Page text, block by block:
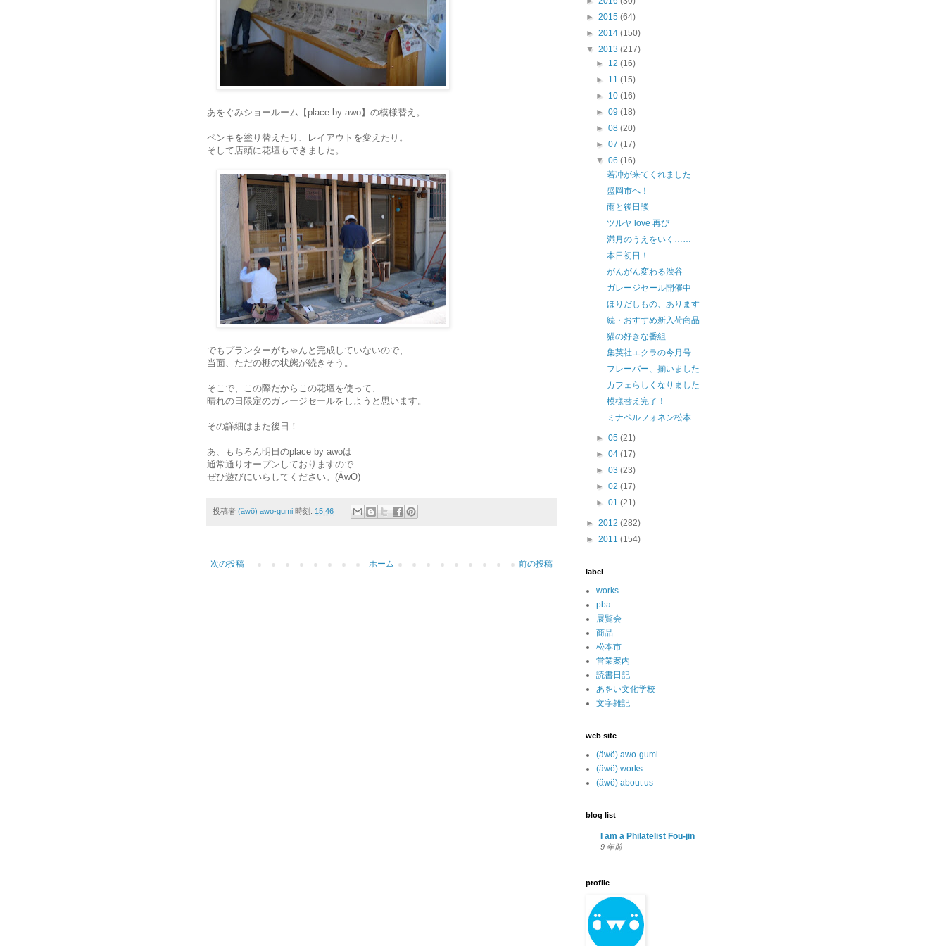
あをぐみショールーム【place by awo】の模様替え。
ペンキを塗り替えたり、レイアウトを変えたり。
そして店頭に花壇もできました。
でもプランターがちゃんと完成していないので、
当面、ただの棚の状態が続きそう。
そこで、この際だからこの花壇を使って、
晴れの日限定のガレージセールをしようと思います。
その詳細はまた後日！
あ、もちろん明日のplace by awoは
通常通りオープンしておりますので
ぜひ遊びにいらしてください。(ÄwÖ)
投稿者 (äwö) awo-gumi 時刻: 15:46
次の投稿 前の投稿
ホーム
► 2015 (64)
► 2014 (150)
▼ 2013 (217)
► 12(16)
► 11(15)
► 10(16)
►09(18)
►08(20)
►07(17)
▼06(16)
若冲が来てくれました
盛岡市へ！
雨と後日談
ツルヤ love 再び
満月のうえをいく……
本日初日！
がんがん変わる渋谷
ガレージセール開催中
ほりだしもの、あります
続・おすすめ新入荷商品
猫の好きな番組
集英社エクラの今月号
フレーバー、揃いました
カフェらしくなりました
模様替え完了！
ミナペルフォネン松本
►05(21)
►04(17)
►03(23)
►02(17)
►01(21)
► 2012 (282)
► 2011 (154)
label
works
pba
展覧会
商品
松本市
営業案内
読書日記
あをい文化学校
文字雑記
web site
(äwö) awo-gumi
(äwö) works
(äwö) about us
blog list
I am a Philatelist Fou-jin
9 年前
profile